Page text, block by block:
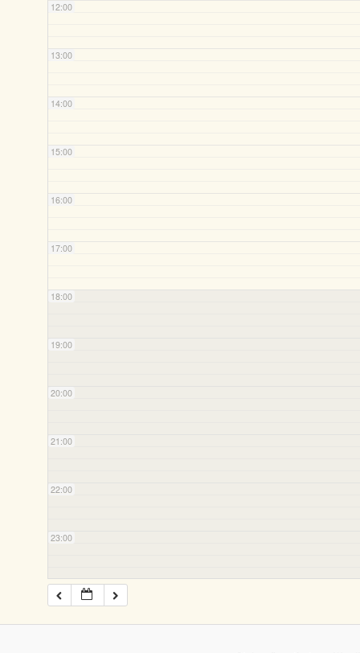
12:00
13:00
14:00
15:00
16:00
17:00
18:00
19:00
20:00
21:00
22:00
23:00